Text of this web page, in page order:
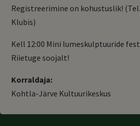
Registreerimine on kohustuslik!
Klubis)
Kell 12:00 Mini lumeskulptuuride
Riietuge soojalt!
Korraldaja:
Kohtla-Järve Kultuurikeskus